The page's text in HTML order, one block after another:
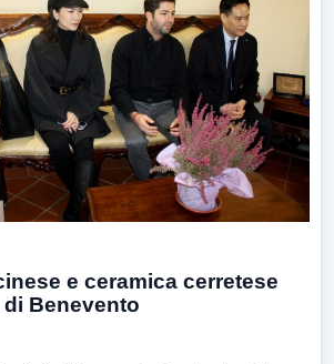
e ceramica cerretese
Benevento